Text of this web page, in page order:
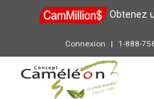
Obtenez
Connexion 1-888-